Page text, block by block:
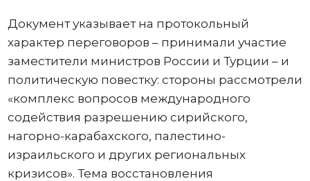
Документ указывает на протокольный
характер переговоров – принимали участие
заместители министров России и Турции – и
политическую повестку: стороны рассмотрели
«комплекс вопросов международного
содействия разрешению сирийского,
нагорно-карабахского, палестино-
израильского и других региональных
кризисов». Тема восстановления